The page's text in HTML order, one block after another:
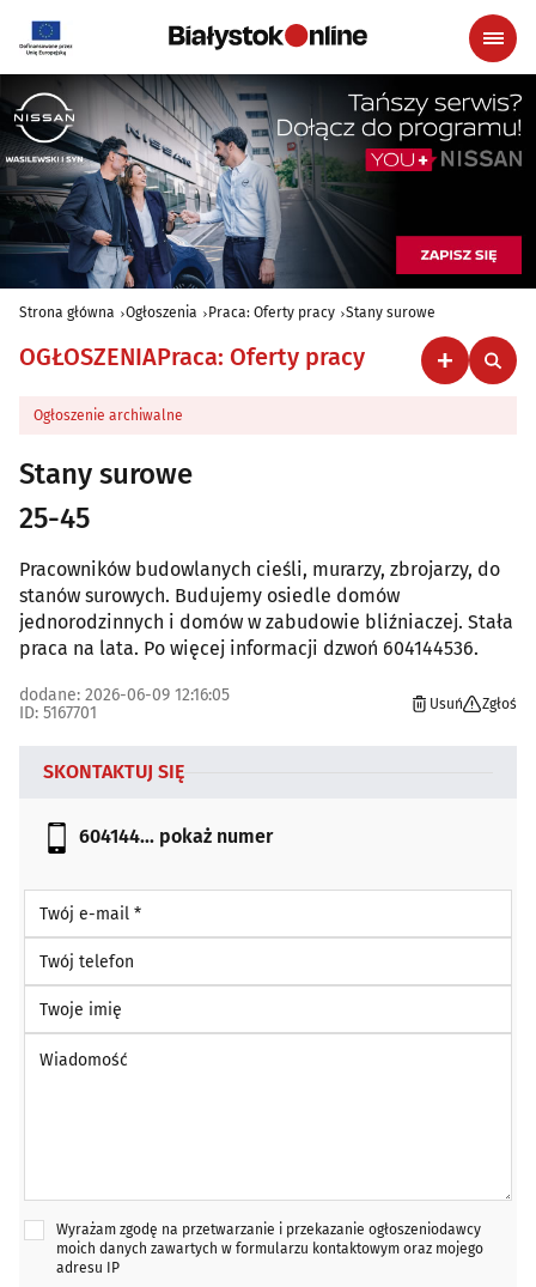
Strona główna Ogłoszenia Praca: Oferty pracy Stany surowe
OGŁOSZENIAPraca: Oferty pracy
Ogłoszenie archiwalne
Stany surowe
25-45
Pracowników budowlanych cieśli, murarzy, zbrojarzy, do
stanów surowych. Budujemy osiedle domów
jednorodzinnych i domów w zabudowie bliźniaczej. Stała
praca na lata. Po więcej informacji dzwoń 604144536.
dodane: 2026-06-09 12:16:05
ID: 5167701
Usuń Zgłoś
SKONTAKTUJ SIĘ
604144... pokaż numer
Wyrażam zgodę na przetwarzanie i przekazanie ogłoszeniodawcy
moich danych zawartych w formularzu kontaktowym oraz mojego
adresu IP